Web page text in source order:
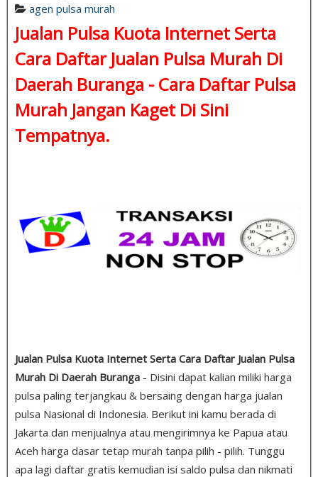
agen pulsa murah
Jualan Pulsa Kuota Internet Serta
Cara Daftar Jualan Pulsa Murah Di
Daerah Buranga - Cara Daftar Pulsa
Murah Jangan Kaget Di Sini
Tempatnya.
Jualan Pulsa Kuota Internet Serta Cara Daftar Jualan Pulsa
Murah Di Daerah Buranga - Disini dapat kalian miliki harga
pulsa paling terjangkau & bersaing dengan harga jualan
pulsa Nasional di Indonesia. Berikut ini kamu berada di
Jakarta dan menjualnya atau mengirimnya ke Papua atau
Aceh harga dasar tetap murah tanpa pilih - pilih. Tunggu
apa lagi daftar gratis kemudian isi saldo pulsa dan nikmati